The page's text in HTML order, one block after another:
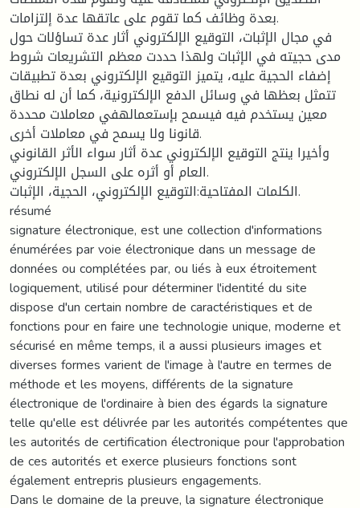
بعدة وظائف كما تقوم على عاتقها عدة إلتزامات.
في مجال الإثبات، التوقيع الإلكتروني أثار عدة تساؤلات حول
مدى حجيته في الإثبات ولهذا حددت معظم التشريعات شروط
إضفاء الحجية عليه، يتميز التوقيع الإلكتروني بعدة تطبيقات
تتمثل بعظها في وسائل الدفع الإلكترونية، كما أن له نطاق
معين يستخدم فيه فيسمح بإستعمالهفي معاملات محددة
قانونا ولا يسمح في معاملات أخرى.
وأخيرا ينتج التوقيع الإلكتروني عدة أثار سواء الأثر القانوني
العام أو أثره على السجل الإلكتروني.
الكلمات المفتاحية:التوقيع الإلكتروني، الحجية، الإثبات.
résumé
signature électronique, est une collection d'informations
énumérées par voie électronique dans un message de
données ou complétées par, ou liés à eux étroitement
logiquement, utilisé pour déterminer l'identité du site
dispose d'un certain nombre de caractéristiques et de
fonctions pour en faire une technologie unique, moderne et
sécurisé en même temps, il a aussi plusieurs images et
diverses formes varient de l'image à l'autre en termes de
méthode et les moyens, différents de la signature
électronique de l'ordinaire à bien des égards la signature
telle qu'elle est délivrée par les autorités compétentes que
les autorités de certification électronique pour l'approbation
de ces autorités et exerce plusieurs fonctions sont
également entrepris plusieurs engagements.
Dans le domaine de la preuve, la signature électronique